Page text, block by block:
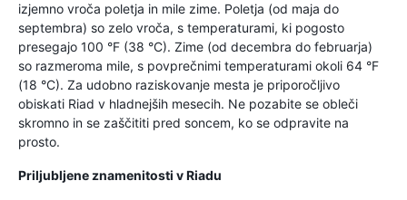
izjemno vroča poletja in mile zime. Poletja (od maja do
septembra) so zelo vroča, s temperaturami, ki pogosto
presegajo 100 °F (38 °C). Zime (od decembra do februarja)
so razmeroma mile, s povprečnimi temperaturami okoli 64 °F
(18 °C). Za udobno raziskovanje mesta je priporočljivo
obiskati Riad v hladnejših mesecih. Ne pozabite se obleči
skromno in se zaščititi pred soncem, ko se odpravite na
prosto.
Priljubljene znamenitosti v Riadu